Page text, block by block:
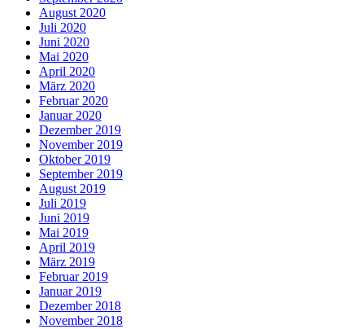
August 2020
Juli 2020
Juni 2020
Mai 2020
April 2020
März 2020
Februar 2020
Januar 2020
Dezember 2019
November 2019
Oktober 2019
September 2019
August 2019
Juli 2019
Juni 2019
Mai 2019
April 2019
März 2019
Februar 2019
Januar 2019
Dezember 2018
November 2018